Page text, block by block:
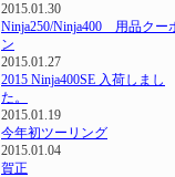
2015.01.30
Ninja250/Ninja400 用品クー
ン
2015.01.27
2015 Ninja400SE 入荷しまし
た。
2015.01.19
今年初ツーリング
2015.01.04
賀正